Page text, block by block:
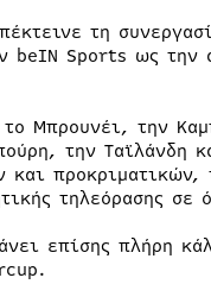
τη
beIN Sports ως την
Μπρουνέι, την
την Ταϊλάνδη
και
τηλεόρασης
επίσης πλήρη